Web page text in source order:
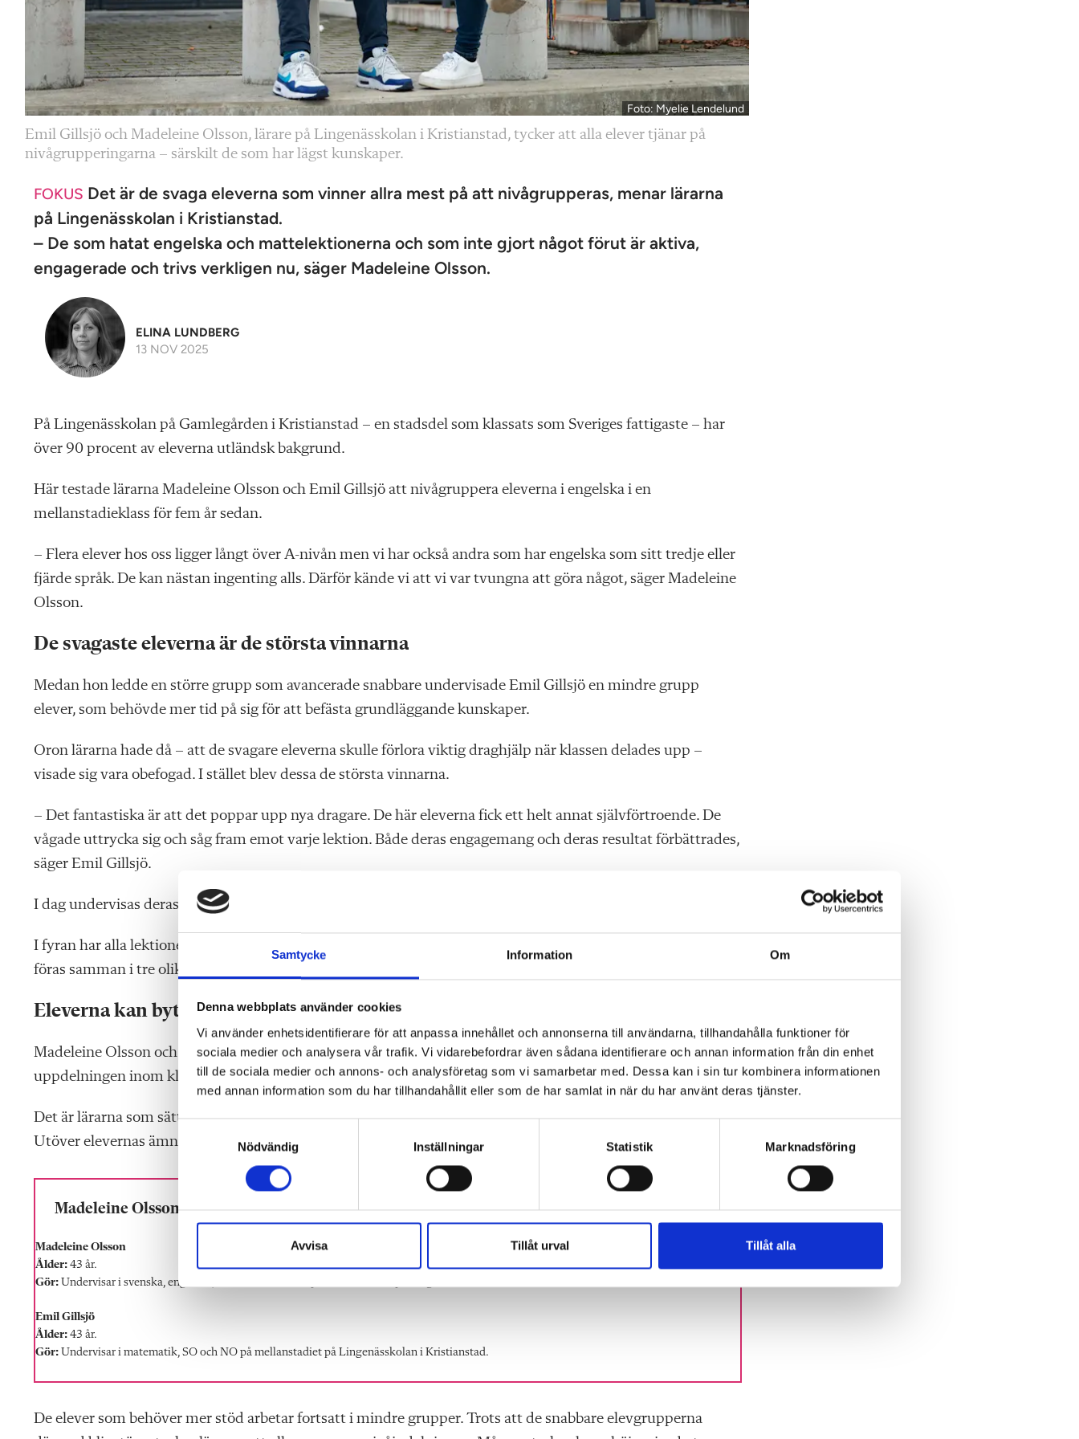
Samtycke Information Om
Denna webbplats använder cookies
Vi använder enhetsidentifierare för att anpassa innehållet och annonserna till användarna, tillhandahålla funktioner för
sociala medier och analysera vår trafik. Vi vidarebefordrar även sådana identifierare och annan information från din enhet
till de sociala medier och annons- och analysföretag som vi samarbetar med. Dessa kan i sin tur kombinera informationen
med annan information som du har tillhandahållit eller som de har samlat in när du har använt deras tjänster.
a
y
s
Nödvändig Inställningar Statistik Marknadsföring
Avvisa Tillåt urval Tillåt alla
Foto: Myelie Lendelund
Emil Gillsjö och Madeleine Olsson, lärare på Lingenässkolan i Kristianstad, tycker att alla elever tjänar på
nivågrupperingarna – särskilt de som har lägst kunskaper.
FOKUS Det är de svaga eleverna som vinner allra mest på att nivågrupperas, menar lärarna
på Lingenässkolan i Kristianstad.
– De som hatat engelska och mattelektionerna och som inte gjort något förut är aktiva,
engagerade och trivs verkligen nu, säger Madeleine Olsson.
ELINA LUNDBERG
13 NOV 2025
På Lingenässkolan på Gamlegården i Kristianstad – en stadsdel som klassats som Sveriges fattigaste – har
över 90 procent av eleverna utländsk bakgrund.
Här testade lärarna Madeleine Olsson och Emil Gillsjö att nivågruppera eleverna i engelska i en
mellanstadieklass för fem år sedan.
– Flera elever hos oss ligger långt över A-nivån men vi har också andra som har engelska som sitt tredje eller
fjärde språk. De kan nästan ingenting alls. Därför kände vi att vi var tvungna att göra något, säger Madeleine
Olsson.
De svagaste eleverna är de största vinnarna
Medan hon ledde en större grupp som avancerade snabbare undervisade Emil Gillsjö en mindre grupp
elever, som behövde mer tid på sig för att befästa grundläggande kunskaper.
Oron lärarna hade då – att de svagare eleverna skulle förlora viktig draghjälp när klassen delades upp –
visade sig vara obefogad. I stället blev dessa de största vinnarna.
– Det fantastiska är att det poppar upp nya dragare. De här eleverna fick ett helt annat självförtroende. De
vågade uttrycka sig och såg fram emot varje lektion. Både deras engagemang och deras resultat förbättrades,
säger Emil Gillsjö.
I dag undervisas deras elever i årskurs 4 och 5 i nivågrupper flera gånger i veckan.
I fyran har alla lektioner i matematik schemalagts parallellt så att elever från två klasser kan blandas och
föras samman i tre olika nivågrupper.
Eleverna kan byta grupp under läsåret
Madeleine Olsson och hennes kollegor i årskurs 5 har samma upplägg i matematik. I engelska görs
uppdelningen inom klassen.
Det är lärarna som sätter grupperna men de är inte statiska utan eleverna kan byta grupp under terminen.
Utöver elevernas ämnes- och språkkunskaper spelar även sociala faktorer roll vid indelningen.
Madeleine Olsson och Emil Gillsjö
Madeleine Olsson
Ålder: 43 år.
Gör: Undervisar i svenska, engelska, matematik och SO på mellanstadiet på Lingenässkolan i Kristianstad.
Emil Gillsjö
Ålder: 43 år.
Gör: Undervisar i matematik, SO och NO på mellanstadiet på Lingenässkolan i Kristianstad.
De elever som behöver mer stöd arbetar fortsatt i mindre grupper. Trots att de snabbare elevgrupperna